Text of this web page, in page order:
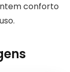
conforto